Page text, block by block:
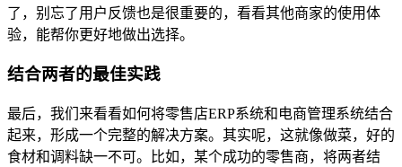
了，别忘了用户反馈也是很重要的，看看其他商家的使用体
验，能帮你更好地做出选择。
结合两者的最佳实践
最后，我们来看看如何将零售店ERP系统和电商管理系统结合
起来，形成一个完整的解决方案。其实呢，这就像做菜，好的
食材和调料缺一不可。比如，某个成功的零售商，将两者结